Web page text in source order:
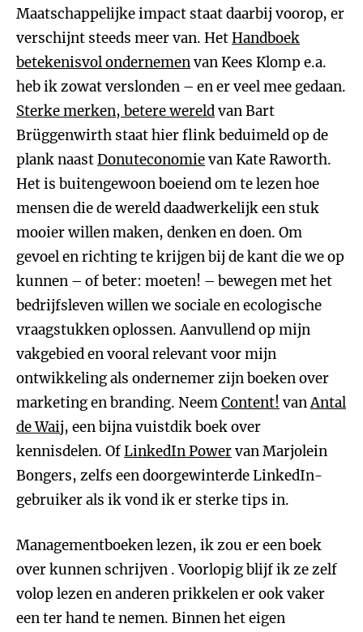
Maatschappelijke impact staat daarbij voorop, er
verschijnt steeds meer van. HetHandboek
betekenisvol ondernemenvan Kees Klomp e.a.
heb ik zowat verslonden – en er veel mee gedaan.
Sterke merken, betere wereldvan Bart
Brüggenwirth staat hier flink beduimeld op de
plank naastDonuteconomievan Kate Raworth.
Het is buitengewoon boeiend om te lezen hoe
mensen die de wereld daadwerkelijk een stuk
mooier willen maken, denken en doen. Om
gevoel en richting te krijgen bij de kant die we op
kunnen – of beter: moeten! – bewegen met het
bedrijfsleven willen we sociale en ecologische
vraagstukken oplossen. Aanvullend op mijn
vakgebied en vooral relevant voor mijn
ontwikkeling als ondernemer zijn boeken over
marketing en branding. NeemContent! vanAntal
de Waij, een bijna vuistdik boek over
kennisdelen. OfLinkedIn Powervan Marjolein
Bongers, zelfs een doorgewinterde LinkedIn-
gebruiker als ik vond ik er sterke tips in.
Managementboeken lezen, ik zou er een boek
over kunnen schrijven . Voorlopig blijf ik ze zelf
volop lezen en anderen prikkelen er ook vaker
een ter hand te nemen. Binnen het eigen